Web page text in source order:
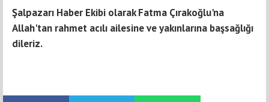
Şalpazarı Haber Ekibi olarak Fatma Çırakoğlu'na
Allah'tan rahmet acılı ailesine ve yakınlarına başsağlığı
dileriz.